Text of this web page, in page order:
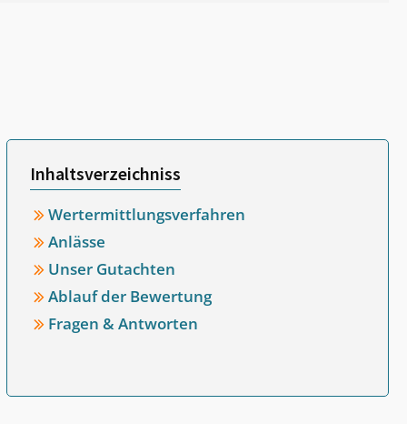
Inhaltsverzeichniss
Wertermittlungsverfahren
Anlässe
Unser Gutachten
Ablauf der Bewertung
Fragen & Antworten